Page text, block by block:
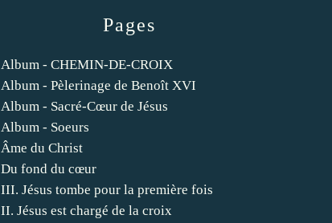
Pages
Album - CHEMIN-DE-CROIX
Album - Pèlerinage de Benoît XVI
Album - Sacré-Cœur de Jésus
Album - Soeurs
Âme du Christ
Du fond du cœur
III. Jésus tombe pour la première fois
II. Jésus est chargé de la croix